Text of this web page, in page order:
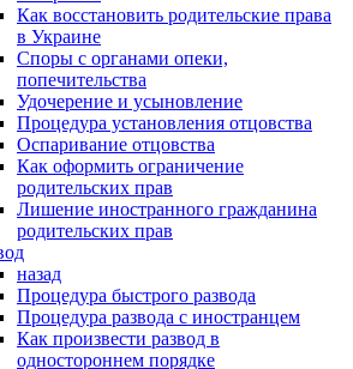
Как восстановить родительские права
в Украине
Споры с органами опеки,
попечительства
Удочерение и усыновление
Процедура установления отцовства
Оспаривание отцовства
Как оформить ограничение
родительских прав
Лишение иностранного гражданина
родительских прав
назад
Процедура быстрого развода
Процедура развода с иностранцем
Как произвести развод в
одностороннем порядке